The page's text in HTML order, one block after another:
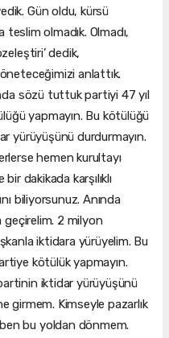
Gün oldu, kürsü
teslim olmadık. Olmadı,
dedik,
anlattık.
sözü tuttuk partiyi 47 yıl
yapmayın. Bu kötülüğü
yürüyüşünü durdurmayın.
hemen kurultayı
dakikada karşılıklı
biliyorsunuz. Anında
2 milyon
iktidara yürüyelim. Bu
kötülük yapmayın.
iktidar yürüyüşünü
girmem. Kimseyle pazarlık
bu yoldan dönmem.